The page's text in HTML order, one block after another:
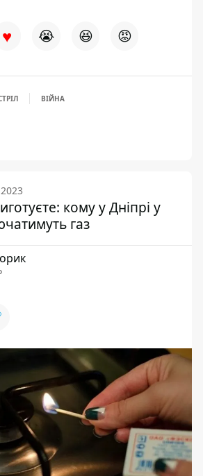
♥ 😭 😆 😡
ВІЙНА
кому у Дніпрі у
газ